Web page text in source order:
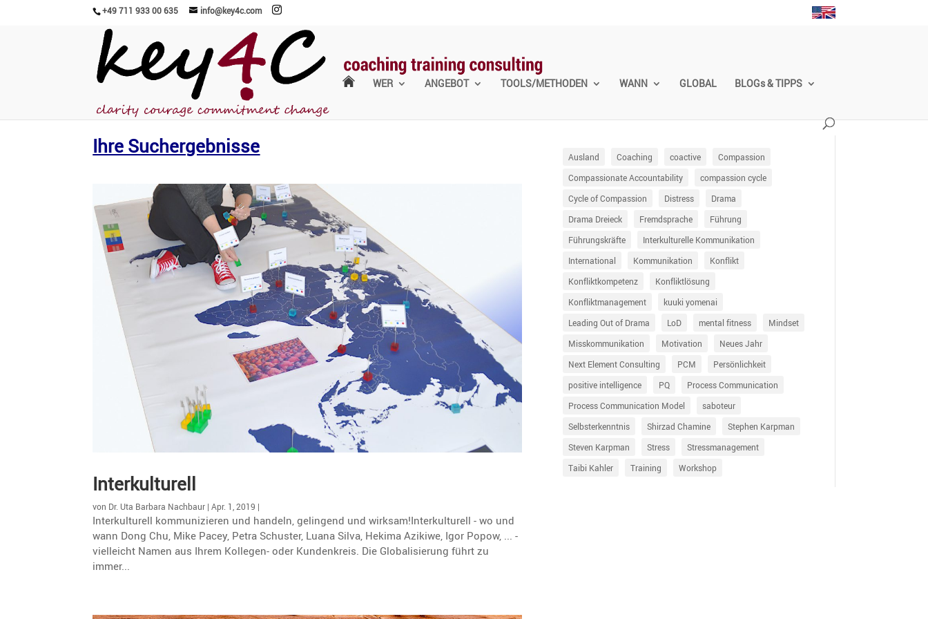
+49 711 933 00 635 info@key4c.com
WER ANGEBOT TOOLS/METHODEN WANN GLOBAL BLOGs & TIPPS
Ihre Suchergebnisse
Inter­kul­tu­rell
von Dr. Uta Barbara Nachbaur |Apr. 1, 2019 |
Interkulturell kommunizieren und handeln, gelingend und wirksam!Interkulturell - wo und
wann Dong Chu, Mike Pacey, Petra Schuster, Luana Silva, Hekima Azikiwe, Igor Popow, ... -
vielleicht Namen aus Ihrem Kollegen- oder Kundenkreis. Die Globalisierung führt zu
immer...
Ausland Coaching coactive
Compassion
Compassionate Accountability
compassion cycle
Cycle of Compassion
Distress
Drama
Drama Dreieck
Fremdsprache
Führung
Führungskräfte
Interkulturelle Kommunikation
International
Kommunikation
Konflikt
Konfliktkompetenz
Konfliktlösung
Konfliktmanagement
kuuki yomenai
Leading Out of Drama
LoD mental fitness
Mindset
Misskommunikation
Motivation
Neues Jahr
Next Element Consulting
PCM
Persönlichkeit
positive intelligence
PQ
Process Communication
Process Communication Model
saboteur
Selbsterkenntnis
Shirzad Chamine
Stephen Karpman
Steven Karpman
Stress
Stressmanagement
Taibi Kahler
Training Workshop